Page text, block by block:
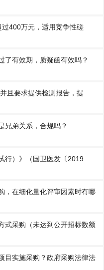
400万元，适用竞争性磋
了有效期，质疑函有效吗？
且要求提供检测报告，提
兄弟关系，合规吗？
行）》（国卫医发〔2019
，在细化量化评审因素时有哪
式采购（未达到公开招标数额
目实施采购？政府采购法律法